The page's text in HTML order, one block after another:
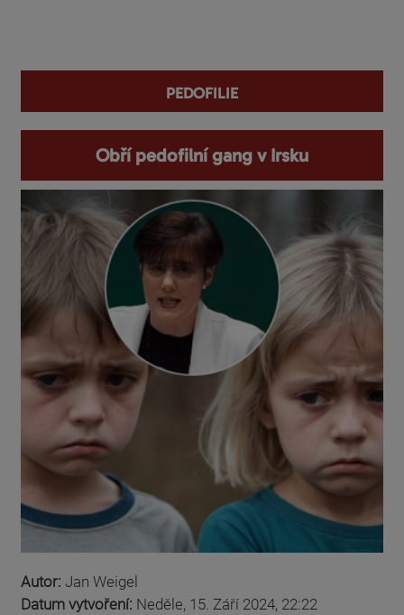
pedofilie
Obří pedofilní gang v Irsku
Autor: Jan Weigel
Datum vytvoření: Neděle, 15. Září 2024, 22:22